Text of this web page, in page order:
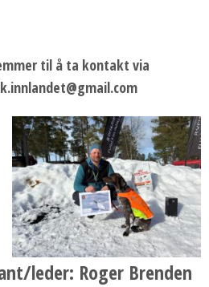
til å ta kontakt via
leder: Roger Brenden